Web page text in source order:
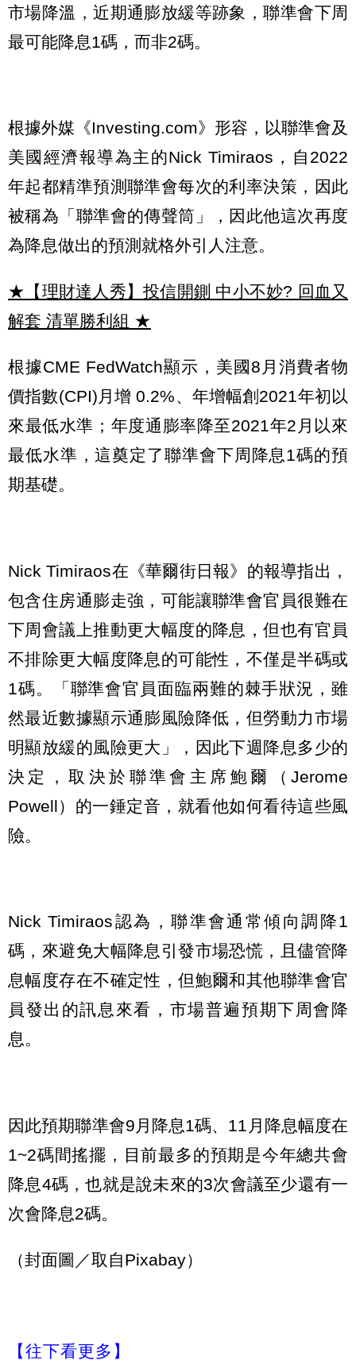
市場降溫，近期通膨放緩等跡象，聯準會下周
最可能降息1碼，而非2碼。
根據外媒《Investing.com》形容，以聯準會及
美國經濟報導為主的Nick Timiraos，自2022
年起都精準預測聯準會每次的利率決策，因此
被稱為「聯準會的傳聲筒」，因此他這次再度
為降息做出的預測就格外引人注意。
★【理財達人秀】投信開鍘 中小不妙? 回血又
解套 清單勝利組 ★
根據CME FedWatch顯示，美國8月消費者物
價指數(CPI)月增 0.2%、年增幅創2021年初以
來最低水準；年度通膨率降至2021年2月以來
最低水準，這奠定了聯準會下周降息1碼的預
期基礎。
Nick Timiraos在《華爾街日報》的報導指出，
包含住房通膨走強，可能讓聯準會官員很難在
下周會議上推動更大幅度的降息，但也有官員
不排除更大幅度降息的可能性，不僅是半碼或
1碼。「聯準會官員面臨兩難的棘手狀況，雖
然最近數據顯示通膨風險降低，但勞動力市場
明顯放緩的風險更大」，因此下週降息多少的
決定，取決於聯準會主席鮑爾（Jerome
Powell）的一錘定音，就看他如何看待這些風
險。
Nick Timiraos認為，聯準會通常傾向調降1
碼，來避免大幅降息引發市場恐慌，且儘管降
息幅度存在不確定性，但鮑爾和其他聯準會官
員發出的訊息來看，市場普遍預期下周會降
息。
因此預期聯準會9月降息1碼、11月降息幅度在
1~2碼間搖擺，目前最多的預期是今年總共會
降息4碼，也就是說未來的3次會議至少還有一
次會降息2碼。
（封面圖／取自Pixabay）
【往下看更多】